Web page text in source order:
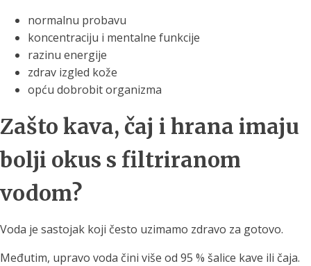
normalnu probavu
koncentraciju i mentalne funkcije
razinu energije
zdrav izgled kože
opću dobrobit organizma
Zašto kava, čaj i hrana imaju
bolji okus s filtriranom
vodom?
Voda je sastojak koji često uzimamo zdravo za gotovo.
Međutim, upravo voda čini više od 95 % šalice kave ili čaja.